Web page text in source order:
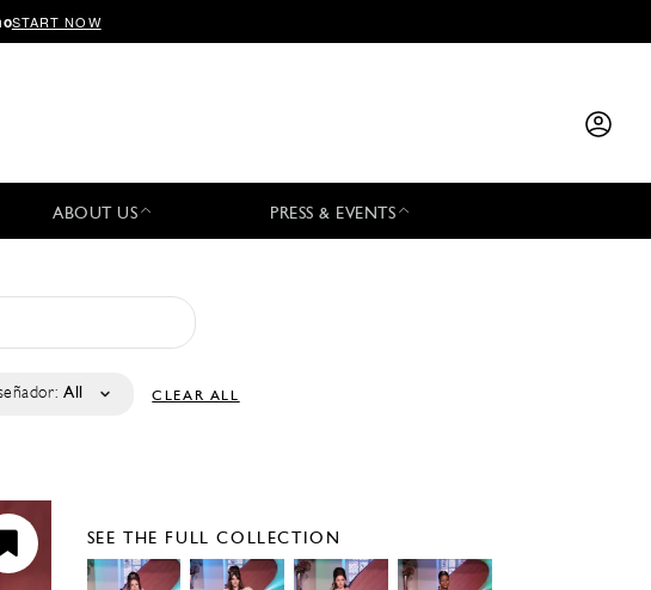
START NOW
ABOUT US PRESS & EVENTS
All CLEAR ALL
SEE THE FULL COLLECTION